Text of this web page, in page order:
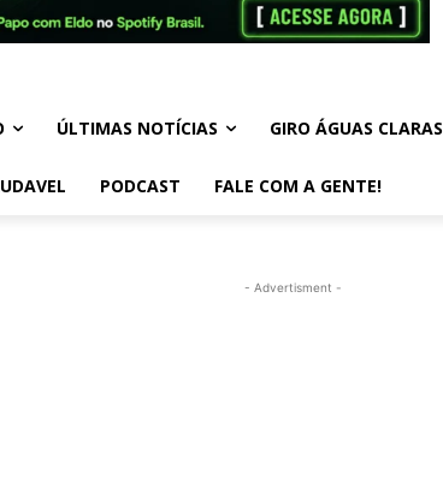
ÚLTIMAS NOTÍCIAS GIRO ÁGUAS CLARAS
PODCAST FALE COM A GENTE!
- Advertisment -